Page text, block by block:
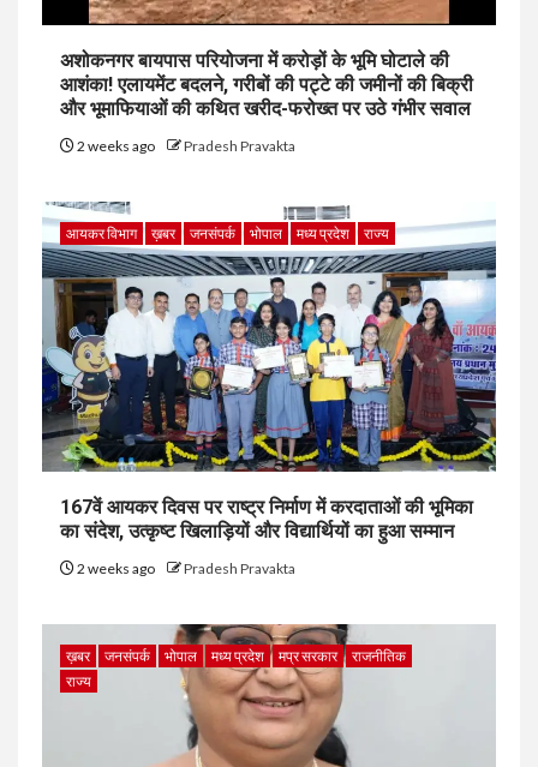
अशोकनगर बायपास परियोजना में करोड़ों के भूमि घोटाले की
आशंका! एलायमेंट बदलने, गरीबों की पट्टे की जमीनों की बिक्री
और भूमाफियाओं की कथित खरीद-फरोख्त पर उठे गंभीर सवाल
2 weeks ago Pradesh Pravakta
आयकर विभाग ख़बर जनसंपर्क भोपाल मध्य प्रदेश राज्य
167वें आयकर दिवस पर राष्ट्र निर्माण में करदाताओं की भूमिका
का संदेश, उत्कृष्ट खिलाड़ियों और विद्यार्थियों का हुआ सम्मान
2 weeks ago Pradesh Pravakta
ख़बर जनसंपर्क भोपाल मध्य प्रदेश मप्र सरकार
राजनीतिक
राज्य